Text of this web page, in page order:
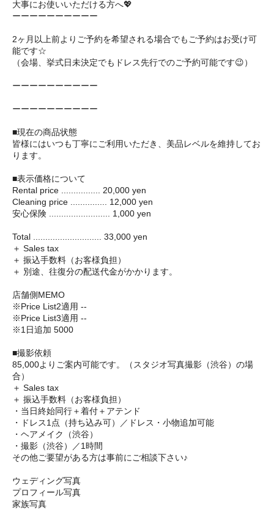
大事にお使いいただける方へ💖
ーーーーーーーーーー
2ヶ月以上前よりご予約を希望される場合でもご予約はお受け可
能です☆
（会場、挙式日未決定でもドレス先行でのご予約可能です😉）
ーーーーーーーーーー
ーーーーーーーーーー
■現在の商品状態
皆様にはいつも丁寧にご利用いただき、美品レベルを維持してお
ります。
■表示価格について
Rental price ................ 20,000 yen
Cleaning price ............... 12,000 yen
安心保険 ......................... 1,000 yen
Total ............................ 33,000 yen
＋ Sales tax
＋ 振込手数料（お客様負担）
＋ 別途、往復分の配送代金がかかります。
店舗側MEMO
※Price List2適用 --
※Price List3適用 --
※1日追加 5000
■撮影依頼
85,000よりご案内可能です。（スタジオ写真撮影（渋谷）の場
合）
＋ Sales tax
＋ 振込手数料（お客様負担）
・当日終始同行＋着付＋アテンド
・ドレス1点（持ち込み可）／ドレス・小物追加可能
・ヘアメイク（渋谷）
・撮影（渋谷）／1時間
その他ご要望がある方は事前にご相談下さい♪
ウェディング写真
プロフィール写真
家族写真